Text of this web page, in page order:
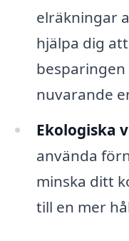
elräkningar
hjälpa dig
nuvarande
Ekologiska
använda
minska ditt
till en mer